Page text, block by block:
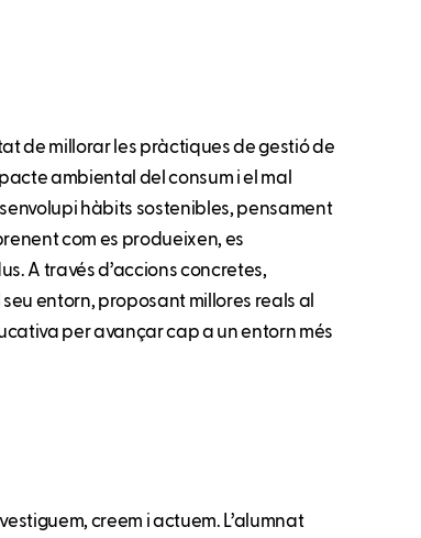
de millorar les pràctiques de gestió de
ambiental del consum i el mal
hàbits sostenibles, pensament
com es produeixen, es
A través d’accions concretes,
entorn, proposant millores reals al
per avançar cap a un entorn més
creem i actuem. L’alumnat